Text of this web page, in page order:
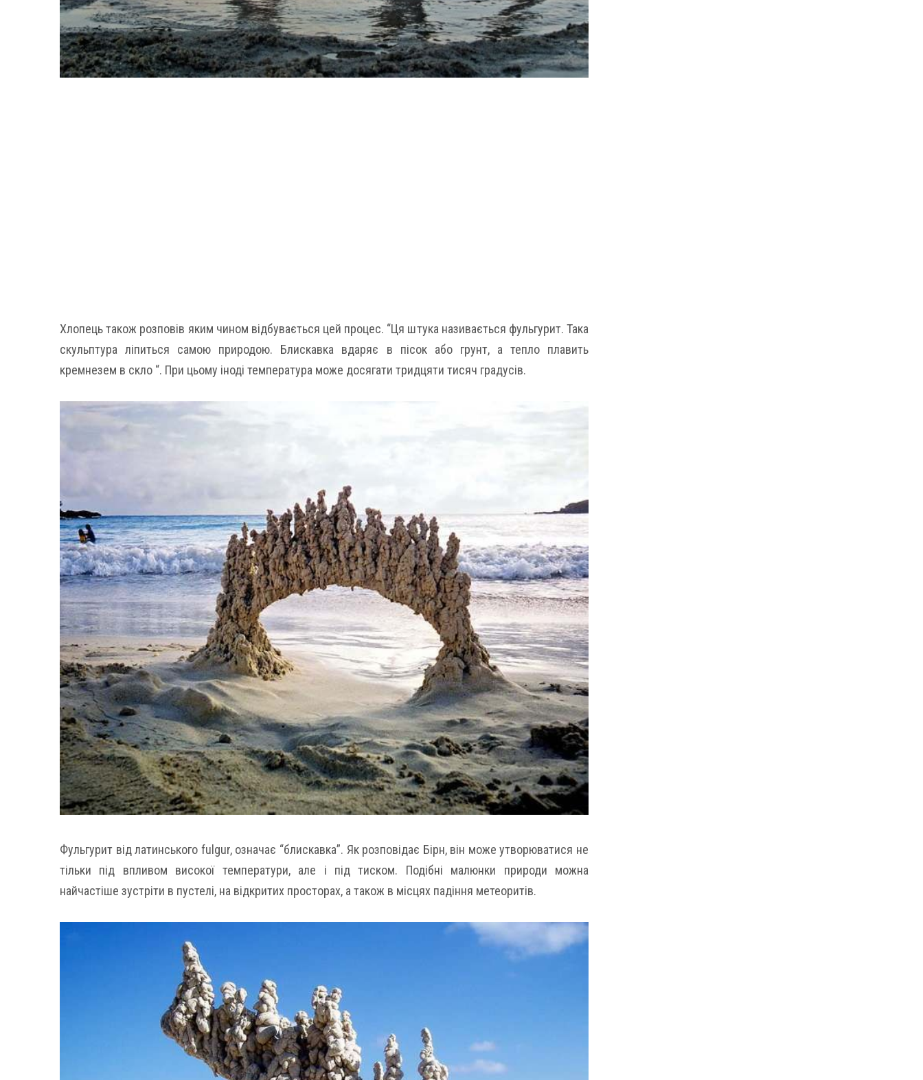
Хлопець також розповів яким чином відбувається цей процес. “Ця штука називається фульгурит. Така
скульптура ліпиться самою природою. Блискавка вдаряє в пісок або грунт, а тепло плавить
кремнезем в скло “. При цьому іноді температура може досягати тридцяти тисяч градусів.
Фульгурит від латинського fulgur, означає “блискавка”. Як розповідає Бірн, він може утворюватися не
тільки під впливом високої температури, але і під тиском. Подібні малюнки природи можна
найчастіше зустріти в пустелі, на відкритих просторах, а також в місцях падіння метеоритів.